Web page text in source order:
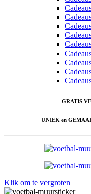
GRATIS
UNIEK en
Klik om te vergroten